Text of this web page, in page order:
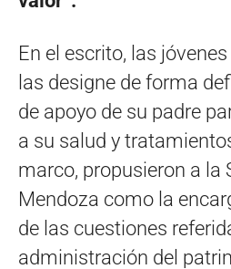
En el escrito, las
las designe de forma
de apoyo de su padre
a su salud y
marco, propusieron a la
Mendoza como la
de las cuestiones
administración del